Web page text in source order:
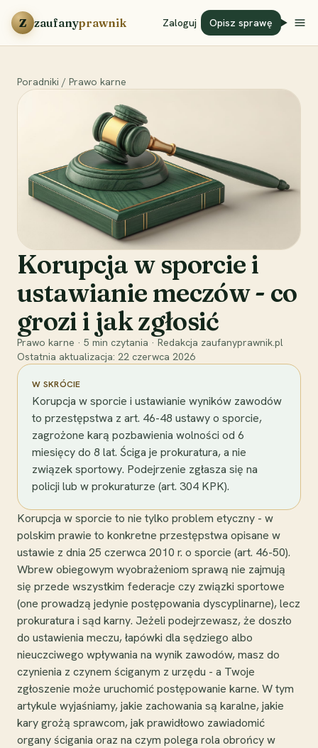
Przejdź do treści
Z zaufanyprawnik Zaloguj Opisz sprawę
Poradniki / Prawo karne
Korupcja w sporcie i
ustawianie meczów - co
grozi i jak zgłosić
Prawo karne · 5 min czytania · Redakcja zaufanyprawnik.pl
Ostatnia aktualizacja: 22 czerwca 2026
W SKRÓCIE
Korupcja w sporcie i ustawianie wyników zawodów
to przestępstwa z art. 46-48 ustawy o sporcie,
zagrożone karą pozbawienia wolności od 6
miesięcy do 8 lat. Ściga je prokuratura, a nie
związek sportowy. Podejrzenie zgłasza się na
policji lub w prokuraturze (art. 304 KPK).
Korupcja w sporcie to nie tylko problem etyczny - w
polskim prawie to konkretne przestępstwa opisane w
ustawie z dnia 25 czerwca 2010 r. o sporcie (art. 46-50).
Wbrew obiegowym wyobrażeniom sprawą nie zajmują
się przede wszystkim federacje czy związki sportowe
(one prowadzą jedynie postępowania dyscyplinarne), lecz
prokuratura i sąd karny. Jeżeli podejrzewasz, że doszło
do ustawienia meczu, łapówki dla sędziego albo
nieuczciwego wpływania na wynik zawodów, masz do
czynienia z czynem ściganym z urzędu - a Twoje
zgłoszenie może uruchomić postępowanie karne. W tym
artykule wyjaśniamy, jakie zachowania są karalne, jakie
kary grożą sprawcom, jak prawidłowo zawiadomić
organy ścigania oraz na czym polega rola obrońcy w